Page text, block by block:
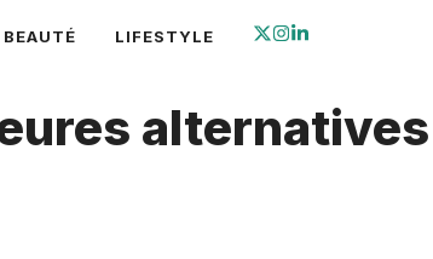
BEAUTÉ LIFESTYLE
alternatives